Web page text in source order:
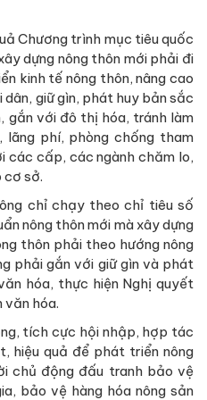
Chương trình mục tiêu quốc
dựng nông thôn mới phải đi
kinh tế nông thôn, nâng cao
giữ gìn, phát huy bản sắc
gắn với đô thị hóa, tránh làm
phí, phòng chống tham
các cấp, các ngành chăm lo,
cơ sở.
chỉ chạy theo chỉ tiêu số
nông thôn mới mà xây dựng
thôn phải theo hướng nông
phải gắn với giữ gìn và phát
hóa, thực hiện Nghị quyết
văn hóa.
tích cực hội nhập, hợp tác
hiệu quả để phát triển nông
chủ động đấu tranh bảo vệ
bảo vệ hàng hóa nông sản